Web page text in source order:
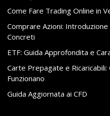
Come Fare Trading Online in
Comprare Azioni:
Concreti
ETF: Guida Approfondita e
Carte Prepagate e Ricaricabili:
Funzionano
Guida Aggiornata ai CFD